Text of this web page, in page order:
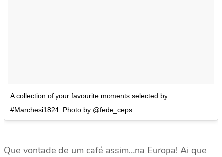
A collection of your favourite moments selected by
#Marchesi1824. Photo by @fede_ceps
Que vontade de um café assim…na Europa! Ai que